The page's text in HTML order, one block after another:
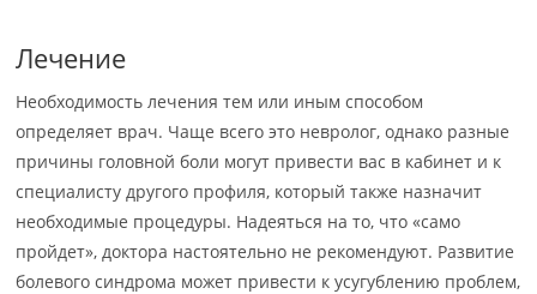
Лечение
Необходимость лечения тем или иным способом
определяет врач. Чаще всего это невролог, однако разные
причины головной боли могут привести вас в кабинет и к
специалисту другого профиля, который также назначит
необходимые процедуры. Надеяться на то, что «само
пройдет», доктора настоятельно не рекомендуют. Развитие
болевого синдрома может привести к усугублению проблем,